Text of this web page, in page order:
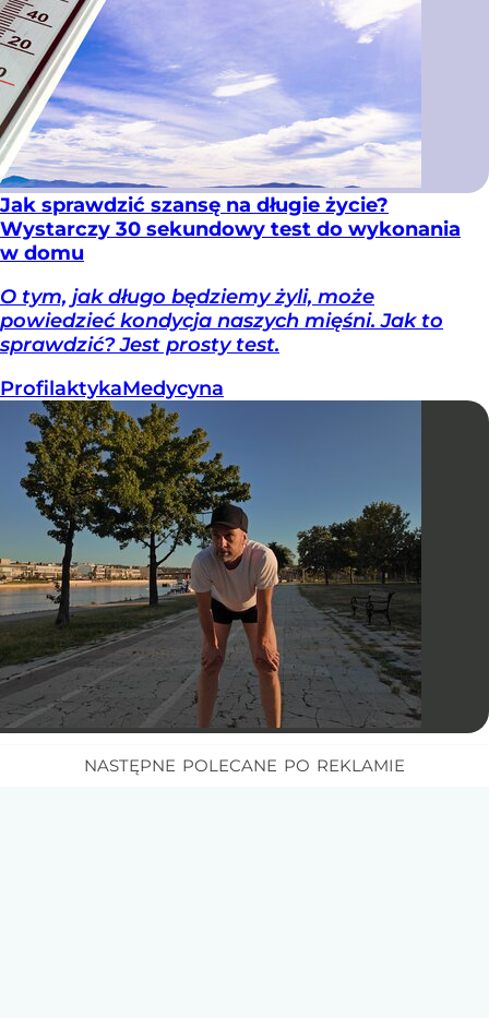
Jak sprawdzić szansę na długie życie?
Wystarczy 30 sekundowy test do wykonania
w domu
O tym, jak długo będziemy żyli, może
powiedzieć kondycja naszych mięśni. Jak to
sprawdzić? Jest prosty test.
ProfilaktykaMedycyna